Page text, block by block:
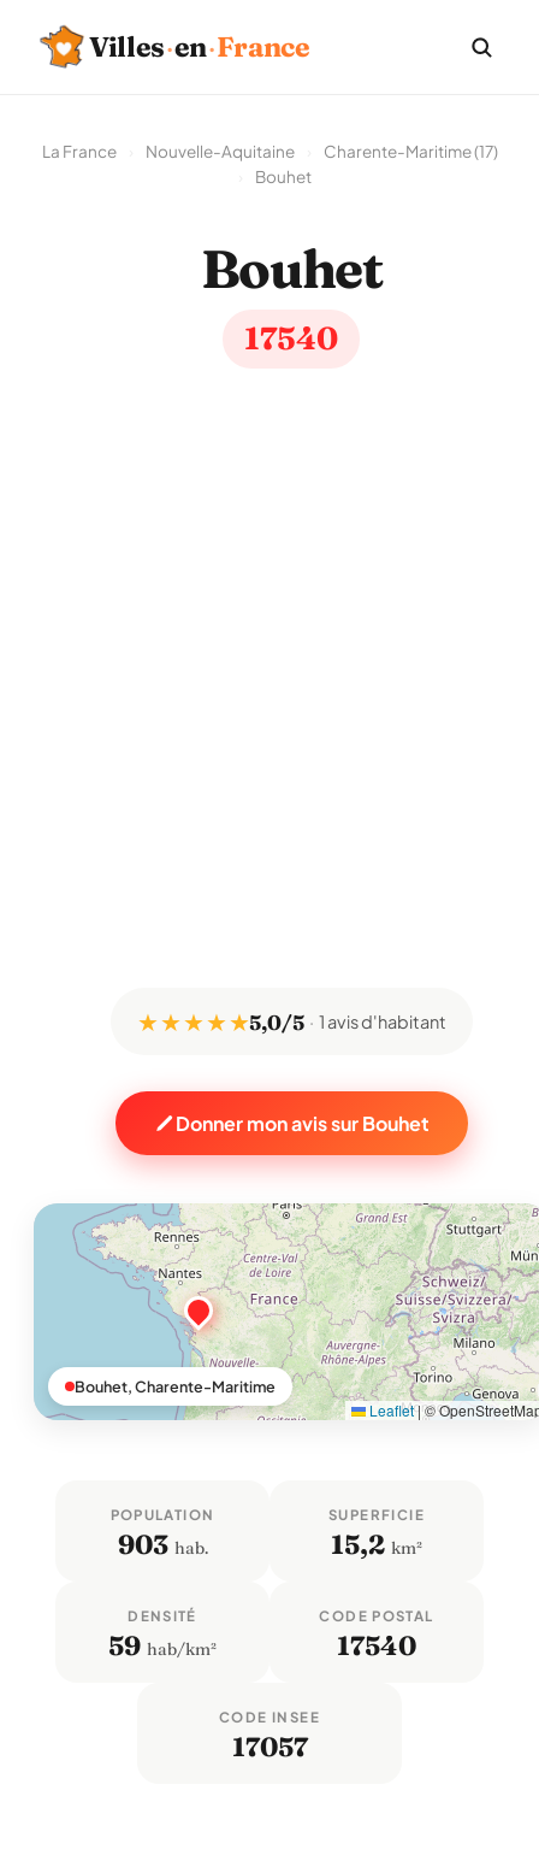
Villes·en·France
La France Nouvelle-Aquitaine
Charente-Maritime (17)
Bouhet
Bouhet
17540
★ ★ ★ ★ ★5,0/5 1 avis d'habitant
Donner mon avis sur Bouhet
Leaflet|©
Bouhet, Charente-Maritime
POPULATION
903 hab.
SUPERFICIE
15,2 km²
DENSITÉ
59 hab/km²
CODE POSTAL
17540
CODE INSEE
17057